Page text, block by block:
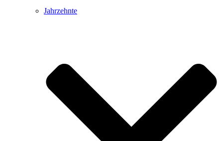
Jahrzehnte